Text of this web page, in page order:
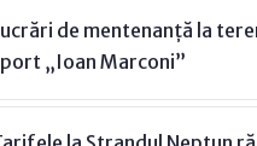
de mentenanță la
„Ioan Marconi”